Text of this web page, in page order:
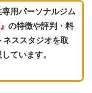
用パーソナルジム
』 の特徴や評判・料
ススタジオを取
ています。